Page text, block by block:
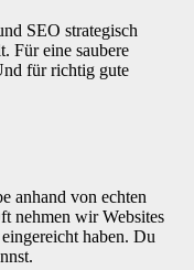
SEO strategisch
Für eine saubere
für richtig gute
anhand von echten
nehmen wir Websites
haben. Du